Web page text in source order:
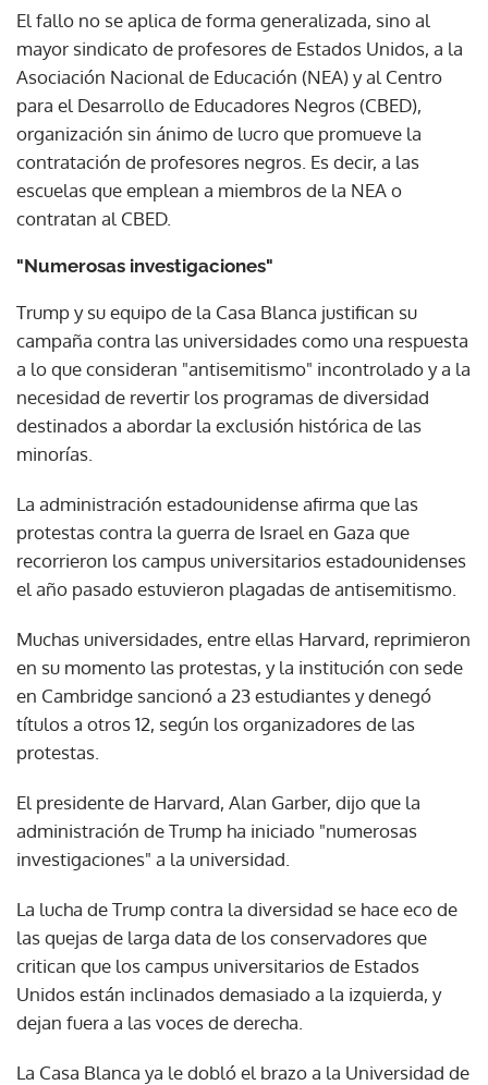
El fallo no se aplica de forma generalizada, sino al
mayor sindicato de profesores de Estados Unidos, a la
Asociación Nacional de Educación (NEA) y al Centro
para el Desarrollo de Educadores Negros (CBED),
organización sin ánimo de lucro que promueve la
contratación de profesores negros. Es decir, a las
escuelas que emplean a miembros de la NEA o
contratan al CBED.
"Numerosas investigaciones"
Trump y su equipo de la Casa Blanca justifican su
campaña contra las universidades como una respuesta
a lo que consideran "antisemitismo" incontrolado y a la
necesidad de revertir los programas de diversidad
destinados a abordar la exclusión histórica de las
minorías.
La administración estadounidense afirma que las
protestas contra la guerra de Israel en Gaza que
recorrieron los campus universitarios estadounidenses
el año pasado estuvieron plagadas de antisemitismo.
Muchas universidades, entre ellas Harvard, reprimieron
en su momento las protestas, y la institución con sede
en Cambridge sancionó a 23 estudiantes y denegó
títulos a otros 12, según los organizadores de las
protestas.
El presidente de Harvard, Alan Garber, dijo que la
administración de Trump ha iniciado "numerosas
investigaciones" a la universidad.
La lucha de Trump contra la diversidad se hace eco de
las quejas de larga data de los conservadores que
critican que los campus universitarios de Estados
Unidos están inclinados demasiado a la izquierda, y
dejan fuera a las voces de derecha.
La Casa Blanca ya le dobló el brazo a la Universidad de